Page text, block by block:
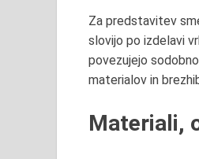
Za predstavitev
slovijo po izdelavi
povezujejo
materialov in
Materiali,